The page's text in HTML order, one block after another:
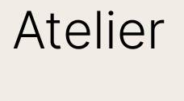
Atelier